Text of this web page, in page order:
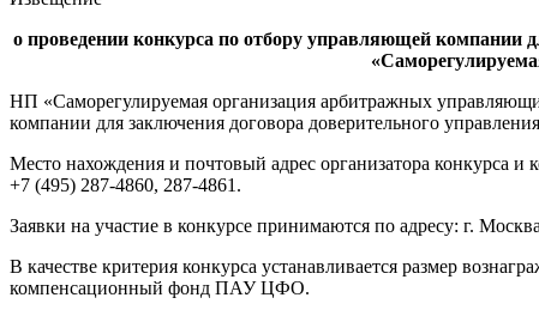
о проведении конкурса по отбору управляющей компании
НП «Саморегулируемая организация арбитражных
компании для заключения договора доверительного
Место нахождения и почтовый адрес организатора конкурса
+7 (495) 287-4860, 287-4861.
Заявки на участие в конкурсе принимаются по адресу: г.
В качестве критерия конкурса устанавливается размер
компенсационный фонд ПАУ ЦФО.